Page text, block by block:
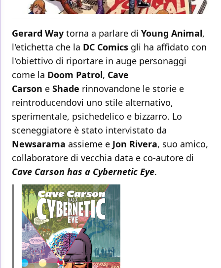
Gerard Way torna a parlare di Young Animal,
l'etichetta che la DC Comics gli ha affidato con
l'obiettivo di riportare in auge personaggi
come la Doom Patrol, Cave
Carson e Shade rinnovandone le storie e
reintroducendovi uno stile alternativo,
sperimentale, psichedelico e bizzarro. Lo
sceneggiatore è stato intervistato da
Newsarama assieme e Jon Rivera, suo amico,
collaboratore di vecchia data e co-autore di
Cave Carson has a Cybernetic Eye.